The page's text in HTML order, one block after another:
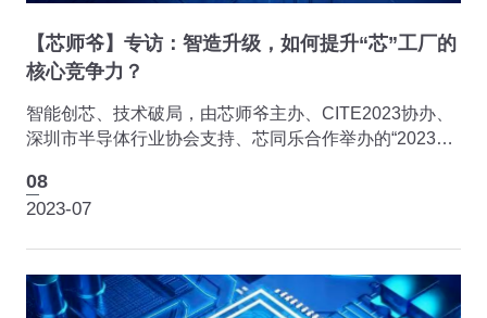
【芯师爷】专访：智造升级，如何提升“芯”工厂的
核心竞争力？
智能创芯、技术破局，由芯师爷主办、CITE2023协办、
深圳市半导体行业协会支持、芯同乐合作举办的“2023工
08
2023-07